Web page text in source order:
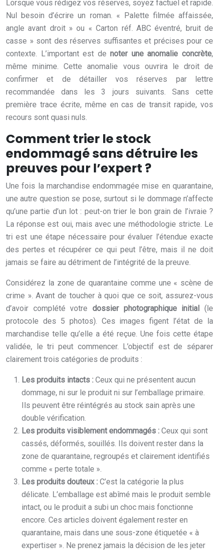
Lorsque vous rédigez vos réserves, soyez factuel et rapide.
Nul besoin d’écrire un roman. « Palette filmée affaissée,
angle avant droit » ou « Carton réf. ABC éventré, bruit de
casse » sont des réserves suffisantes et précises pour ce
contexte. L’important est denoter une anomalie concrète,
même minime. Cette anomalie vous ouvrira le droit de
confirmer et de détailler vos réserves par lettre
recommandée dans les 3 jours suivants. Sans cette
première trace écrite, même en cas de transit rapide, vos
recours sont quasi nuls.
Comment trier le stock
endommagé sans détruire les
preuves pour l’expert ?
Une fois la marchandise endommagée mise en quarantaine,
une autre question se pose, surtout si le dommage n’affecte
qu’une partie d’un lot : peut-on trier le bon grain de l’ivraie ?
La réponse est oui, mais avec une méthodologie stricte. Le
tri est une étape nécessaire pour évaluer l’étendue exacte
des pertes et récupérer ce qui peut l’être, mais il ne doit
jamais se faire au détriment de l’intégrité de la preuve.
Considérez la zone de quarantaine comme une « scène de
crime ». Avant de toucher à quoi que ce soit, assurez-vous
d’avoir complété votre dossier photographique initial
(le
protocole des 5 photos). Ces images figent l’état de la
marchandise telle qu’elle a été reçue. Une fois cette étape
validée, le tri peut commencer. L’objectif est de séparer
clairement trois catégories de produits :
Les produits intacts : Ceux qui ne présentent aucun
dommage, ni sur le produit ni sur l’emballage primaire.
Ils peuvent être réintégrés au stock sain après une
double vérification.
Les produits visiblement endommagés : Ceux qui sont
cassés, déformés, souillés. Ils doivent rester dans la
zone de quarantaine, regroupés et clairement identifiés
comme « perte totale ».
Les produits douteux : C’est la catégorie la plus
délicate. L’emballage est abîmé mais le produit semble
intact, ou le produit a subi un choc mais fonctionne
encore. Ces articles doivent également rester en
quarantaine, mais dans une sous-zone étiquetée « à
expertiser ». Ne prenez jamais la décision de les jeter